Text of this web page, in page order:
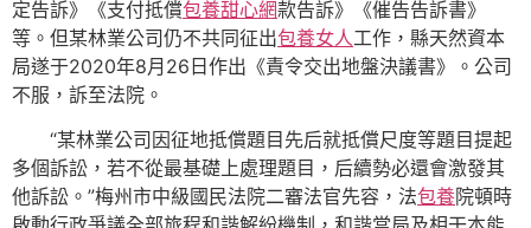
定告訴》《支付抵償包養甜心網款告訴》《催告告訴書》
等。但某林業公司仍不共同征出包養女人工作，縣天然資本
局遂于2020年8月26日作出《責令交出地盤決議書》。公司
不服，訴至法院。
“某林業公司因征地抵償題目先后就抵償尺度等題目提起
多個訴訟，若不從最基礎上處理題目，后續勢必還會激發其
他訴訟。”梅州市中級國民法院二審法官先容，法包養院頓時